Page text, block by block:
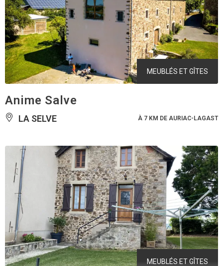
MEUBLÉS ET GÎTES
Anime Salve
LA SELVE À 7 KM DE AURIAC-LAGAST
MEUBLÉS ET GÎTES